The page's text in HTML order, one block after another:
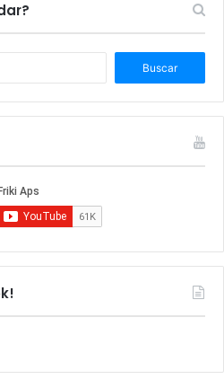
s
c